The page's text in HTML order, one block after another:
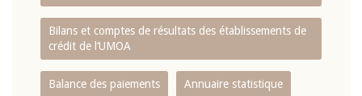
Bilans et comptes de résultats des établissements de
crédit de l‘UMOA
Balance des paiements Annuaire statistique